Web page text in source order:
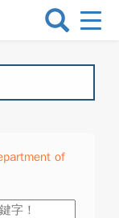
選
換
of